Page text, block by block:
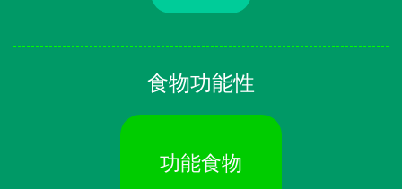
食物功能性
功能食物